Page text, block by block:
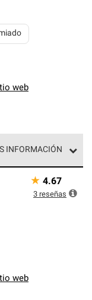
web
INFORMACIÓN
de techos
estrictos
web
★ 4.67
3 reseñas